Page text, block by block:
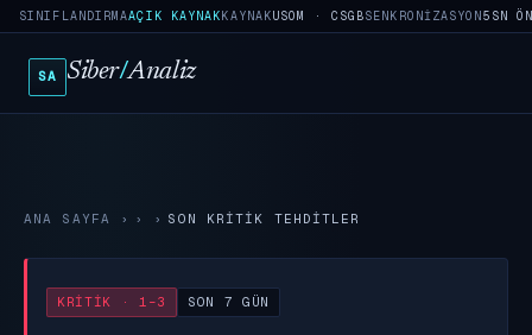
SINIFLANDIRMAAÇIK KAYNAKKAYNAKUSOM · CSGBSENKRONIZASYON5SN
SA Siber/Analiz
ANA SAYFA › SON KRITIK TEHDITLER
KRITIK · 1–3 SON 7 GÜN